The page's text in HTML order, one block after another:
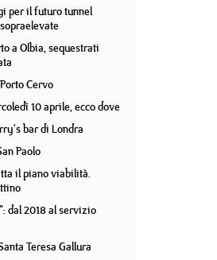
per il futuro tunnel
a Olbia, sequestrati
Cervo
10 aprile, ecco dove
bar di Londra
Paolo
il piano viabilità.
dal 2018 al servizio
Teresa Gallura